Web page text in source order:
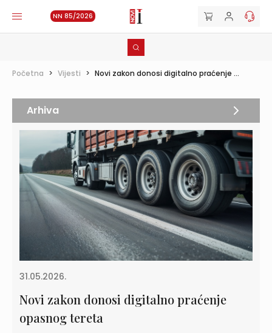
NN 85/2026
Početna > Vijesti > Novi zakon donosi digitalno praćenje ...
31.05.2026.
Novi zakon donosi digitalno praćenje
opasnog tereta
Arhiva